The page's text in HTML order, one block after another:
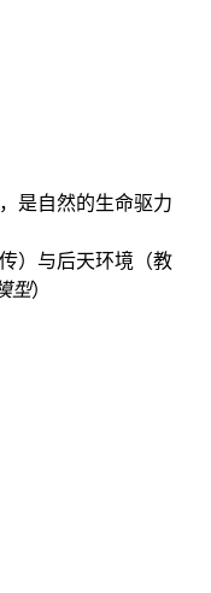
是自然的生命驱力
）与后天环境（教
型）